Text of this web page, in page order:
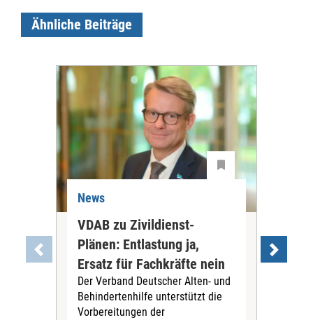
Ähnliche Beiträge
News
VDAB zu Zivildienst-
Plänen: Entlastung ja,
Ersatz für Fachkräfte nein
Der Verband Deutscher Alten- und
Behindertenhilfe unterstützt die
Vorbereitungen der